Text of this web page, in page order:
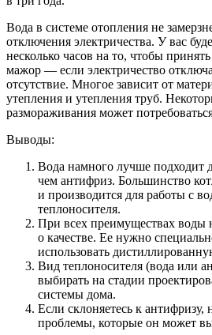
Вода в системе отопления не
отключения электричества. У вас
несколько часов на то, чтобы
мажор — если электричество
отсутствие. Многое зависит от
утепления и утепления труб.
размораживания может
Выводы:
Вода намного лучше подходит
чем антифриз. Большинство
и производится для работы с
теплоносителя.
При всех преимуществах воды
о качестве. Ее нужно
использовать
Вид теплоносителя (вода или
выбирать на стадии
системы дома.
Если склоняетесь к антифризу,
проблемы, которые он может